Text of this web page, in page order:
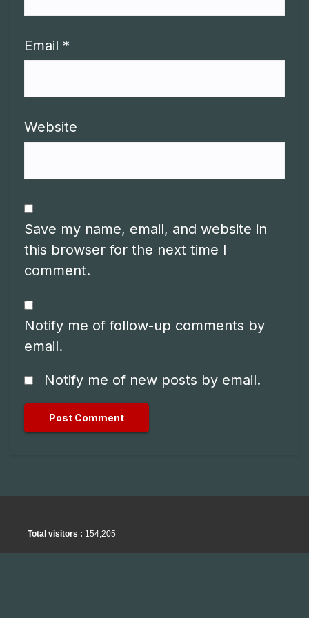
Email *
Website
Save my name, email, and website in
this browser for the next time I
comment.
Notify me of follow-up comments by
email.
Notify me of new posts by email.
Total visitors : 154,205